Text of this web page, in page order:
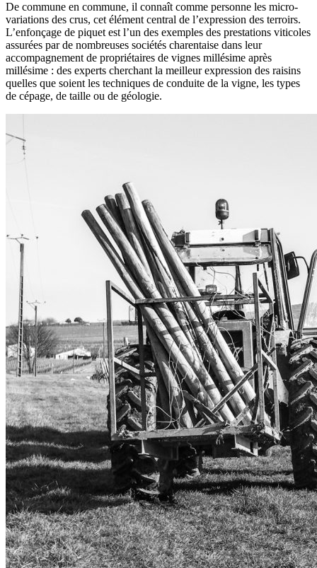
De commune en commune, il connaît comme personne les micro-
variations des crus, cet élément central de l’expression des terroirs.
L’enfonçage de piquet est l’un des exemples des prestations viticoles
assurées par de nombreuses sociétés charentaise dans leur
accompagnement de propriétaires de vignes millésime après
millésime : des experts cherchant la meilleur expression des raisins
quelles que soient les techniques de conduite de la vigne, les types
de cépage, de taille ou de géologie.